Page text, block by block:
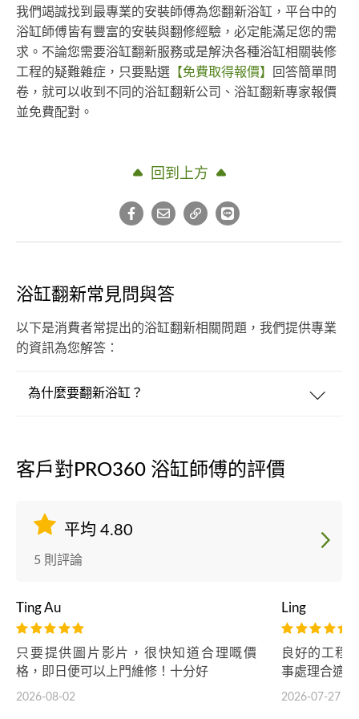
我們竭誠找到最專業的安裝師傅為您翻新浴缸，平台中的
浴缸師傅皆有豐富的安裝與翻修經驗，必定能滿足您的需
求。不論您需要浴缸翻新服務或是解決各種浴缸相關裝修
工程的疑難雜症，只要點選 【免費取得報價】
回答簡單問
卷，就可以收到不同的浴缸翻新公司、浴缸翻新專家報價
並免費配對。
回到上方
浴缸翻新常見問與答
以下是消費者常提出的浴缸翻新相關問題，我們提供專業
的資訊為您解答：
為什麼要翻新浴缸？
客戶對PRO360 浴缸師傅的評價
平均 4.80
5 則評論
Ting Au
只要提供圖片影片，很快知道合理嘅價
格，即日便可以上門維修！十分好
2026-08-02
Ling
良好的工程
事處理合適
2026-07-27